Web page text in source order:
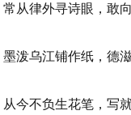
常从律外寻诗眼，敢
墨泼乌江铺作纸，德
从今不负生花笔，写